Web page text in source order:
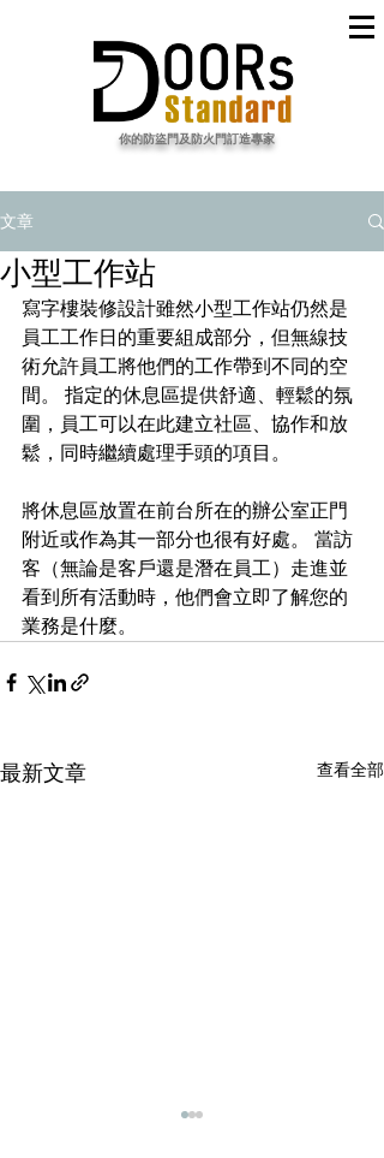
​你的防盜門及防火門訂造專家
文章
小型工作站
寫字樓裝修設計雖然小型工作站仍然是
員工工作日的重要組成部分，但無線技
術允許員工將他們的工作帶到不同的空
間。 指定的休息區提供舒適、輕鬆的氛
圍，員工可以在此建立社區、協作和放
鬆，同時繼續處理手頭的項目。
將休息區放置在前台所在的辦公室正門
附近或作為其一部分也很有好處。 當訪
客（無論是客戶還是潛在員工）走進並
看到所有活動時，他們會立即了解您的
業務是什麼。
最新文章 查看全部